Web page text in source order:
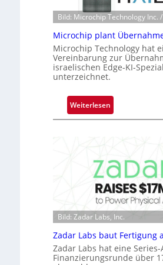
e
c
t
s
i
-
B
-
R
u
n
d
e
n
e
ü
b
e
r
i
m
a
r
k
V
i
s
i
o
n
Bild: Microchip Technology Inc.
Microchip plant
Microchip Technology hat
Vereinbarung zur
israelischen Edge-KI-
unterzeichnet.
Weiterlesen
M
o
c
h
i
p
l
a
Bild: Zadar Labs, Inc.
Zadar Labs baut Fertigung
Zadar Labs hat eine Series-
Finanzierungsrunde über